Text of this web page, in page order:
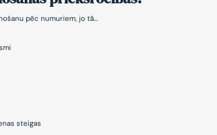
pēc numuriem, jo tā…
steigas